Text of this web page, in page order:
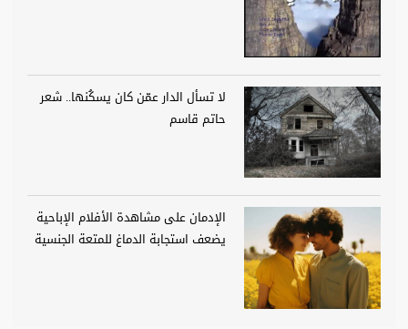
لا تسأل الدار عمّن كان يسكُنها.. شعر
حاتم قاسم
الإدمان على مشاهدة الأفلام الإباحية
يضعف استجابة الدماغ للمتعة الجنسية